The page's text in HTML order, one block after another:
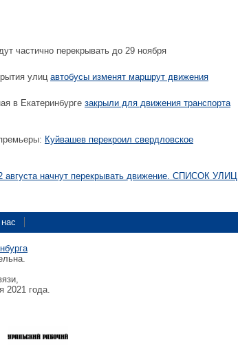
частично перекрывать до 29 ноября
улиц автобусы изменят маршрут движения
в Екатеринбурге закрыли для движения транспорта
Куйвашев перекроил свердловское
августа начнут перекрывать движение. СПИСОК УЛИЦ
2021 года.